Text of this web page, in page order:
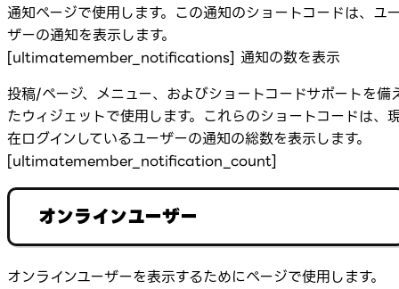
通知ページで使用します。この通知のショートコードは、ユ
ザーの通知を表示します。
[ultimatemember_notifications] 通知の数を表示
投稿/ページ、メニュー、およびショートコードサポートを備
たウィジェットで使用します。これらのショートコードは、
在ログインしているユーザーの通知の総数を表示します。
[ultimatemember_notification_count]
オンラインユーザー
オンラインユーザーを表示するためにページで使用します。